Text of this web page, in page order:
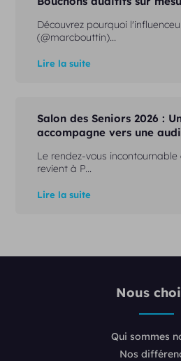
Découvrez pourquoi
(@marcbouttin)...
Lire la suite
Salon des Seniors 2026 :
accompagne vers une
Le rendez-vous
revient à P...
Lire la suite
Nous
Qui sommes
Nos